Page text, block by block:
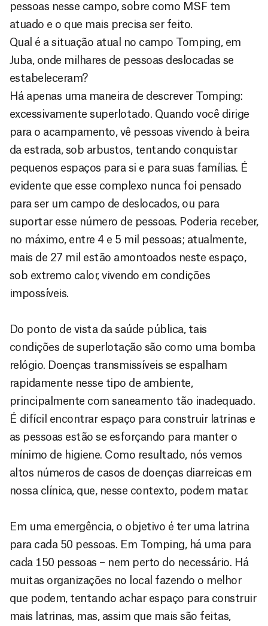
pessoas nesse campo, sobre como MSF tem
atuado e o que mais precisa ser feito.
Qual é a situação atual no campo Tomping, em
Juba, onde milhares de pessoas deslocadas se
estabeleceram?
Há apenas uma maneira de descrever Tomping:
excessivamente superlotado. Quando você dirige
para o acampamento, vê pessoas vivendo à beira
da estrada, sob arbustos, tentando conquistar
pequenos espaços para si e para suas famílias. É
evidente que esse complexo nunca foi pensado
para ser um campo de deslocados, ou para
suportar esse número de pessoas. Poderia receber,
no máximo, entre 4 e 5 mil pessoas; atualmente,
mais de 27 mil estão amontoados neste espaço,
sob extremo calor, vivendo em condições
impossíveis.
Do ponto de vista da saúde pública, tais
condições de superlotação são como uma bomba
relógio. Doenças transmissíveis se espalham
rapidamente nesse tipo de ambiente,
principalmente com saneamento tão inadequado.
É difícil encontrar espaço para construir latrinas e
as pessoas estão se esforçando para manter o
mínimo de higiene. Como resultado, nós vemos
altos números de casos de doenças diarreicas em
nossa clínica, que, nesse contexto, podem matar.
Em uma emergência, o objetivo é ter uma latrina
para cada 50 pessoas. Em Tomping, há uma para
cada 150 pessoas – nem perto do necessário. Há
muitas organizações no local fazendo o melhor
que podem, tentando achar espaço para construir
mais latrinas, mas, assim que mais são feitas,